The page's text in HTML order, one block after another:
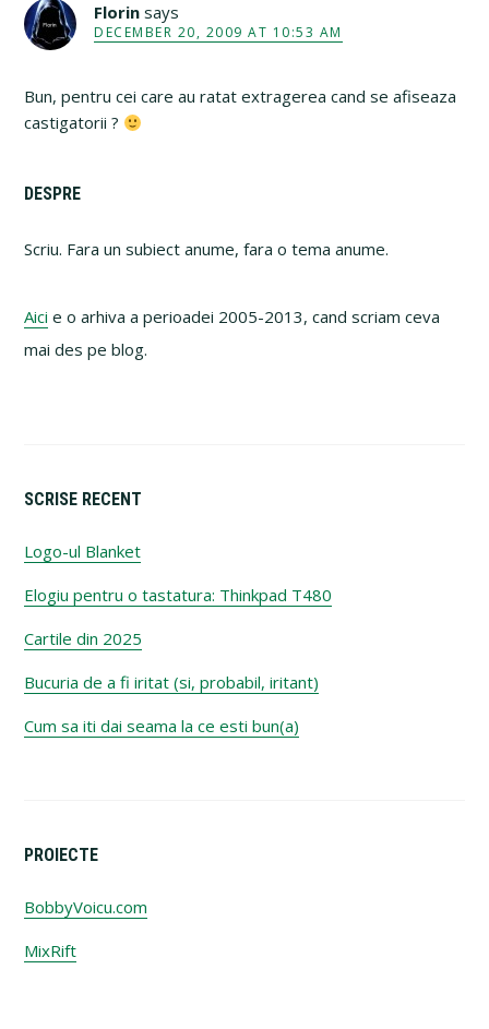
Florin says
DECEMBER 20, 2009 AT 10:53 AM
Bun, pentru cei care au ratat extragerea cand se afiseaza
castigatorii ?
Primary
Sidebar
DESPRE
Scriu. Fara un subiect anume, fara o tema anume.
Aici e o arhiva a perioadei 2005-2013, cand scriam ceva
mai des pe blog.
SCRISE RECENT
Logo-ul Blanket
Elogiu pentru o tastatura: Thinkpad T480
Cartile din 2025
Bucuria de a fi iritat (si, probabil, iritant)
Cum sa iti dai seama la ce esti bun(a)
PROIECTE
BobbyVoicu.com
MixRift